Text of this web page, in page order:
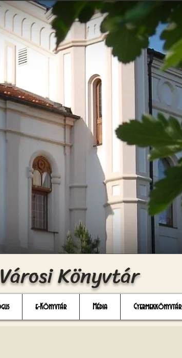
Könyvtár
e-Könyvtár Média Gyermekkönyvtár